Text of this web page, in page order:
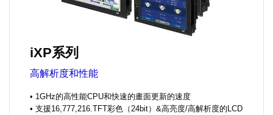
iXP系列
高解析度和性能
• 1GHz的高性能CPU和快速的畫面更新的速度
• 支援16,777,216.TFT彩色（24bit）&高亮度/高解析度的LCD